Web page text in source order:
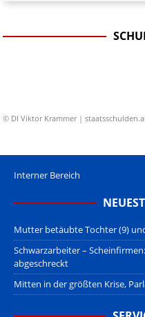
© DI Viktor Krammer |
Interner Bereich
Mutter betäubte Tochter (9)
Schwarzarbeiter –
abgeschreckt
Mitten in der größten Krise,